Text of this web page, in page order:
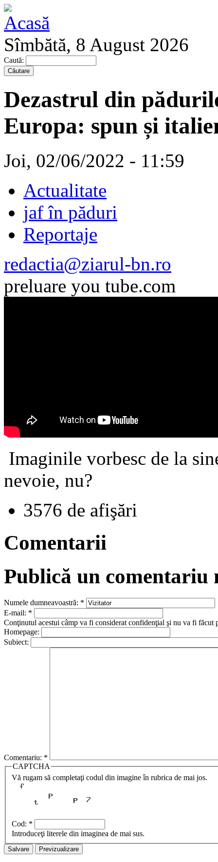
Sîmbătă, 8 August 2026
Caută:
Dezastrul din
Europa: spun și
Joi, 02/06/2022 - 11:59
Actualitate
jaf în păduri
Reportaje
redactia@ziarul-bn.ro
preluare you tube.com
Imaginile vorbesc de la
nevoie, nu?
3576 de afişări
Comentarii
Publică un comentariu
Numele dumneavoastră: *
E-mail: *
Conţinutul acestui câmp va fi considerat confidenţial şi nu va fi făcut
Homepage:
Subiect:
Comentariu: *
CAPTCHA
Vă rugam să completaţi codul din imagine în rubrica de mai jos.
Cod: *
Introduceţi literele din imaginea de mai sus.